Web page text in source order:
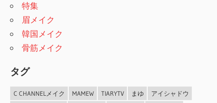
特集
眉メイク
韓国メイク
骨筋メイク
タグ
C CHANNELメイク MAMEW TIARYTV まゆ
アイシャドウ